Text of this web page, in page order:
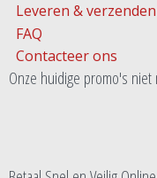
Leveren & verzenden
FAQ
Contacteer ons
Onze huidige promo's niet